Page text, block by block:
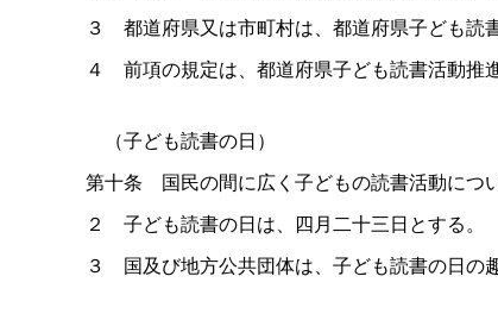
３ 都道府県又は市町村は、都道府県子ども読
４ 前項の規定は、都道府県子ども読書活動推
（子ども読書の日）
第十条 国民の間に広く子どもの読書活動につ
２ 子ども読書の日は、四月二十三日とする。
３ 国及び地方公共団体は、子ども読書の日の